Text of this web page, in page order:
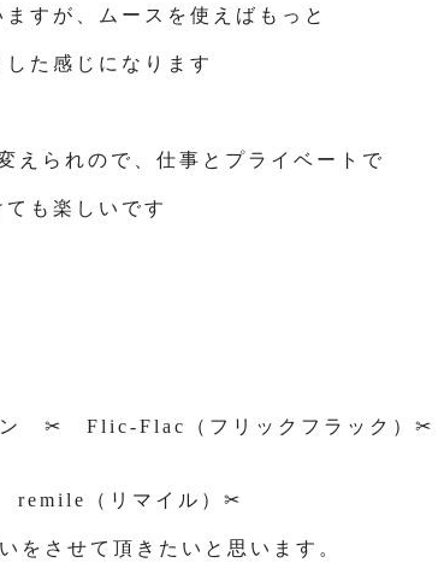
すが、ムースを使えばもっと
した感じになります
えられので、仕事とプライベートで
ても楽しいです
ン ✂ Flic-Flac（フリックフラック）✂
（リマイル）✂
をさせて頂きたいと思います。